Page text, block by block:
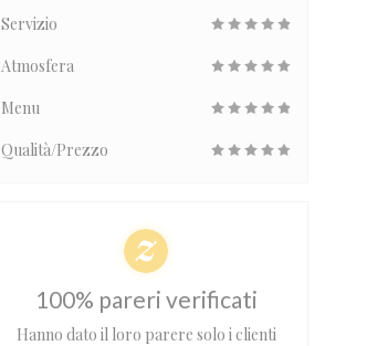
Servizio
Atmosfera
Menu
Qualità/Prezzo
100% pareri verificati
Hanno dato il loro parere solo i clienti